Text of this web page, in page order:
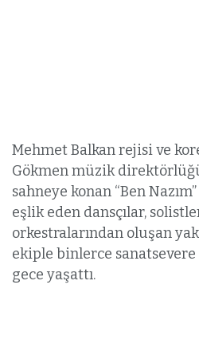
Mehmet Balkan rejisi ve
Gökmen müzik
sahneye konan “Ben
eşlik eden dansçılar,
orkestralarından oluşan
ekiple binlerce
gece yaşattı.